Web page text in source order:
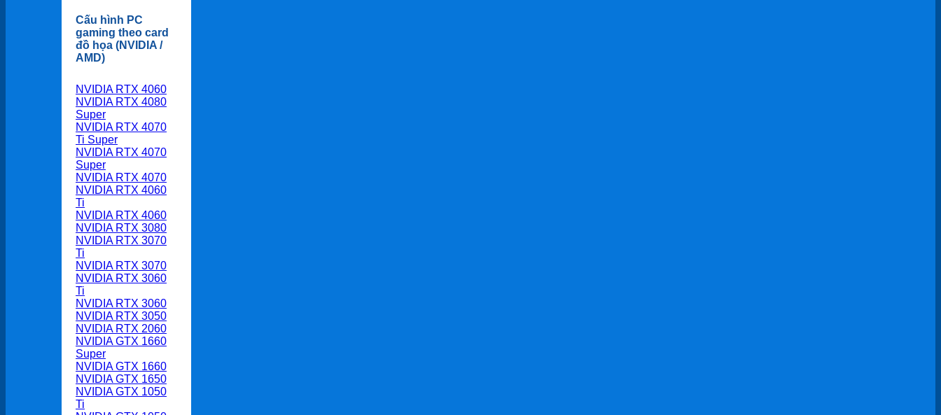
Cấu hình PC
gaming theo card
đồ họa (NVIDIA /
AMD)
NVIDIA RTX 4060
NVIDIA RTX 4080
Super
NVIDIA RTX 4070
Ti Super
NVIDIA RTX 4070
Super
NVIDIA RTX 4070
NVIDIA RTX 4060
Ti
NVIDIA RTX 4060
NVIDIA RTX 3080
NVIDIA RTX 3070
Ti
NVIDIA RTX 3070
NVIDIA RTX 3060
Ti
NVIDIA RTX 3060
NVIDIA RTX 3050
NVIDIA RTX 2060
NVIDIA GTX 1660
Super
NVIDIA GTX 1660
NVIDIA GTX 1650
NVIDIA GTX 1050
Ti